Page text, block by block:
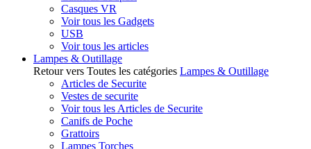
Casques VR
Voir tous les Gadgets
USB
Voir tous les articles
Lampes & Outillage
Retour vers Toutes les catégories Lampes & Outillage
Articles de Securite
Vestes de securite
Voir tous les Articles de Securite
Canifs de Poche
Grattoirs
Lampes Torches